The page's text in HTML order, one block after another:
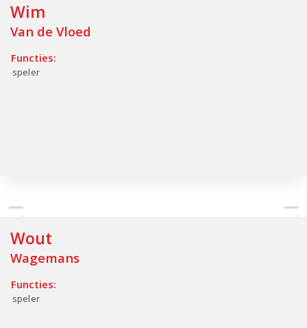
Wim
Van de Vloed
Functies:
speler
Wout
Wagemans
Functies:
speler